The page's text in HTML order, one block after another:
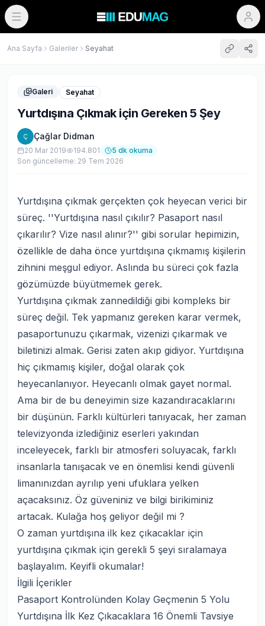
Ana Sayfa Galeriler Seyahat
Galeri Seyahat
Yurtdışına Çıkmak için Gereken 5 Şey
Ç Çağlar Didman
20 Mar 2019 194.801 5 dk okuma
Son güncelleme: 29 Tem 2026
Yurtdışına çıkmak gerçekten çok heyecan verici bir
süreç. ''Yurtdışına nasıl çıkılır? Pasaport nasıl
çıkarılır? Vize nasıl alınır?'' gibi sorular hepimizin,
özellikle de daha önce yurtdışına çıkmamış kişilerin
zihnini meşgul ediyor. Aslında bu süreci çok fazla
gözümüzde büyütmemek gerek.
Yurtdışına çıkmak zannedildiği gibi kompleks bir
süreç değil. Tek yapmanız gereken karar vermek,
pasaportunuzu çıkarmak, vizenizi çıkarmak ve
biletinizi almak. Gerisi zaten akıp gidiyor. Yurtdışına
hiç çıkmamış kişiler, doğal olarak çok
heyecanlanıyor. Heyecanlı olmak gayet normal.
Ama bir de bu deneyimin size kazandıracaklarını
bir düşünün. Farklı kültürleri tanıyacak, her zaman
televizyonda izlediğiniz eserleri yakından
inceleyecek, farklı bir atmosferi soluyacak, farklı
insanlarla tanışacak ve en önemlisi kendi güvenli
limanınızdan ayrılıp yeni ufuklara yelken
açacaksınız. Öz güveniniz ve bilgi birikiminiz
artacak. Kulağa hoş geliyor değil mi ?
O zaman yurtdışına ilk kez çıkacaklar için
yurtdışına çıkmak için gerekli 5 şeyi sıralamaya
başlayalım. Keyifli okumalar!
İlgili İçerikler
Pasaport Kontrolünden Kolay Geçmenin 5 Yolu
Yurtdışına İlk Kez Çıkacaklara 16 Önemli Tavsiye